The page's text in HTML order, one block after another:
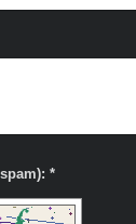
Captcha (código antispam): *